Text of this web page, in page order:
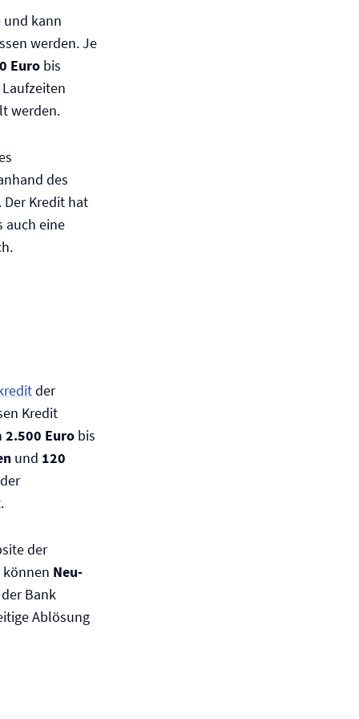
und kann
werden. Je
Euro bis
werden.
des
Kredit hat
auch eine
der
Kredit
2.500 Euro bis
und 120
der
können Neu-
Bank
Ablösung